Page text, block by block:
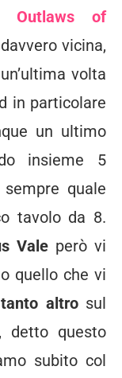
Outlaws of
vicina,
volta
in particolare
un ultimo
insieme 5
quale
tavolo da 8.
Vale però vi
quello che vi
altrosul
detto questo
subito col